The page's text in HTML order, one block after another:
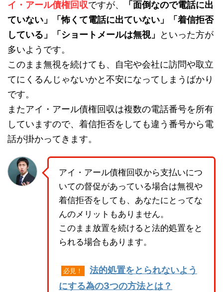
イ・アール債権回収ですが、
「面倒なので電話に出
ていない」「怖くて電話に出ていない」「着信拒否
している」「ショートメールは無視」
といった方が
多いようです。
このまま無視を続けても、自宅や会社に訪問や取立
てにくるんじゃないかと不安になってしまうばかり
です。
またアイ・アール債権回収は複数の電話番号を所有
していますので、着信拒否をしても違う番号から電
話が掛かってきます。
アイ・アール債権回収から支払いにつ
いての督促があっている場合は無視や
着信拒否をしても、あなたにとってな
んのメリットもありません。
このまま放置を続けると法的処置をと
られる場合もあります。
必見！
法的処置をとられないよう
にする為の3つの方法とは？